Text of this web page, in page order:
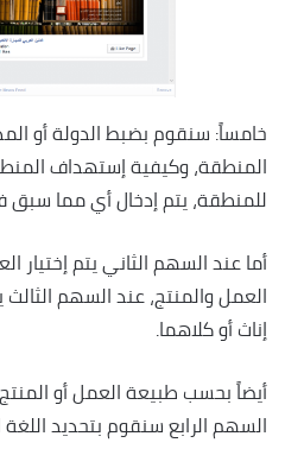
خامساً: سنقوم بضبط الدولة أو
المنطقة، وكيفية إستهداف
للمنطقة، يتم إدخال أي مما سبق
أما عند السهم الثاني يتم
العمل والمنتج، عند السهم
إناث أو كلاهما.
أيضاً بحسب طبيعة العمل أو
السهم الرابع سنقوم بتحديد